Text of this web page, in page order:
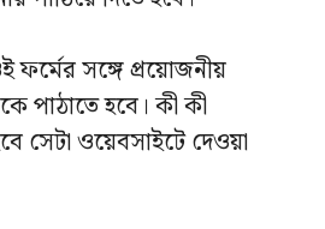
ফর্মের সঙ্গে প্রয়োজনীয়
পাঠাতে হবে। কী কী
সেটা ওয়েবসাইটে দেওয়া